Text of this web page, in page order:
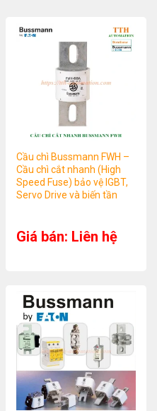
Cầu chì Bussmann FWH –
Cầu chì cắt nhanh (High
Speed Fuse) bảo vệ IGBT,
Servo Drive và biến tần
Giá bán: Liên hệ